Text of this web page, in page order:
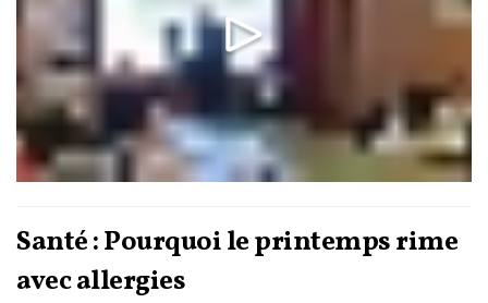
Santé : Pourquoi le printemps rime
avec allergies